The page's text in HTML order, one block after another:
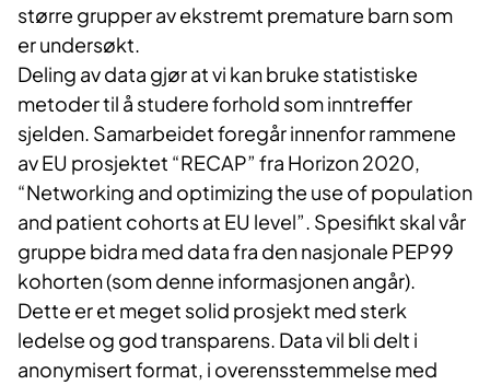
større grupper av ekstremt premature barn som
er undersøkt.
Deling av data gjør at vi kan bruke statistiske
metoder til å studere forhold som inntreffer
sjelden. Samarbeidet foregår innenfor rammene
av EU prosjektet “RECAP” fra Horizon 2020,
“Networking and optimizing the use of population
and patient cohorts at EU level”. Spesifikt skal vår
gruppe bidra med data fra den nasjonale PEP99
kohorten (som denne informasjonen angår).
Dette er et meget solid prosjekt med sterk
ledelse og god transparens. Data vil bli delt i
anonymisert format, i overensstemmelse med